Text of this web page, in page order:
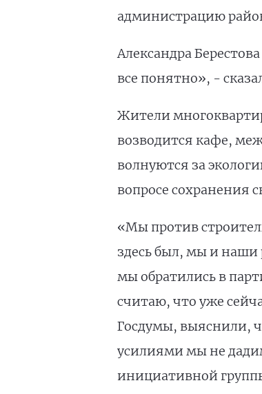
администрацию
Александра
все понятно», -
Жители
возводится кафе,
волнуются за
вопросе сохранения
«Мы против
здесь был, мы и наши
мы обратились в
считаю, что уже
Госдумы, выяснили,
усилиями мы не
инициативной